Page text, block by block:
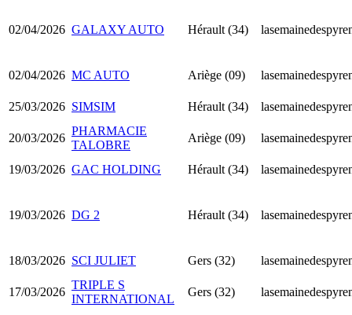
02/04/2026 GALAXY AUTO Hérault (34)
02/04/2026 MC AUTO Ariège (09)
25/03/2026 SIMSIM Hérault (34)
20/03/2026
PHARMACIE
TALOBRE
Ariège (09)
19/03/2026 GAC HOLDING Hérault (34)
19/03/2026 DG 2 Hérault (34)
18/03/2026 SCI JULIET Gers (32)
17/03/2026
TRIPLE S
INTERNATIONAL
Gers (32)